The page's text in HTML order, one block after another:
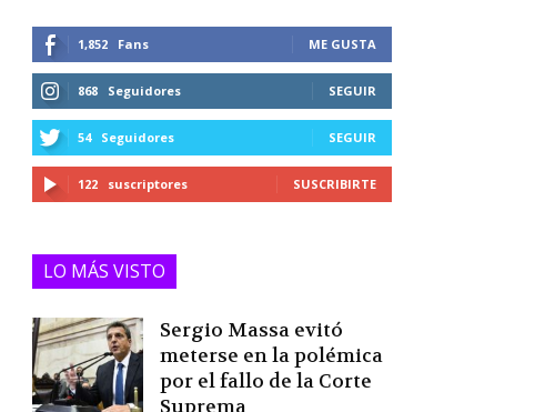
1,852 Fans ME GUSTA
868 Seguidores SEGUIR
54 Seguidores SEGUIR
122 suscriptores SUSCRIBIRTE
LO MÁS VISTO
Sergio Massa evitó
meterse en la polémica
por el fallo de la Corte
Suprema